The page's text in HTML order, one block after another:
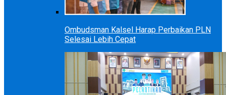
Ombudsman Kalsel Harap Perbaikan PLN
Selesai Lebih Cepat